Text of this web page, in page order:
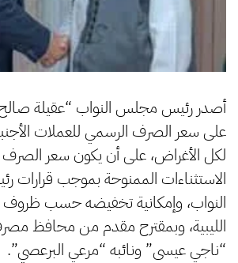
أصدر رئيس مجلس النواب “عقيلة
لكل الأغراض، على أن يكون سعر
الاستثناءات الممنوحة بموجب
النواب، وإمكانية تخفيضه حسب ظروف
الليبية، وبمقترح مقدم من محافظ
“ناجي عيسى” ونائبه “مرعي البرعصي”.